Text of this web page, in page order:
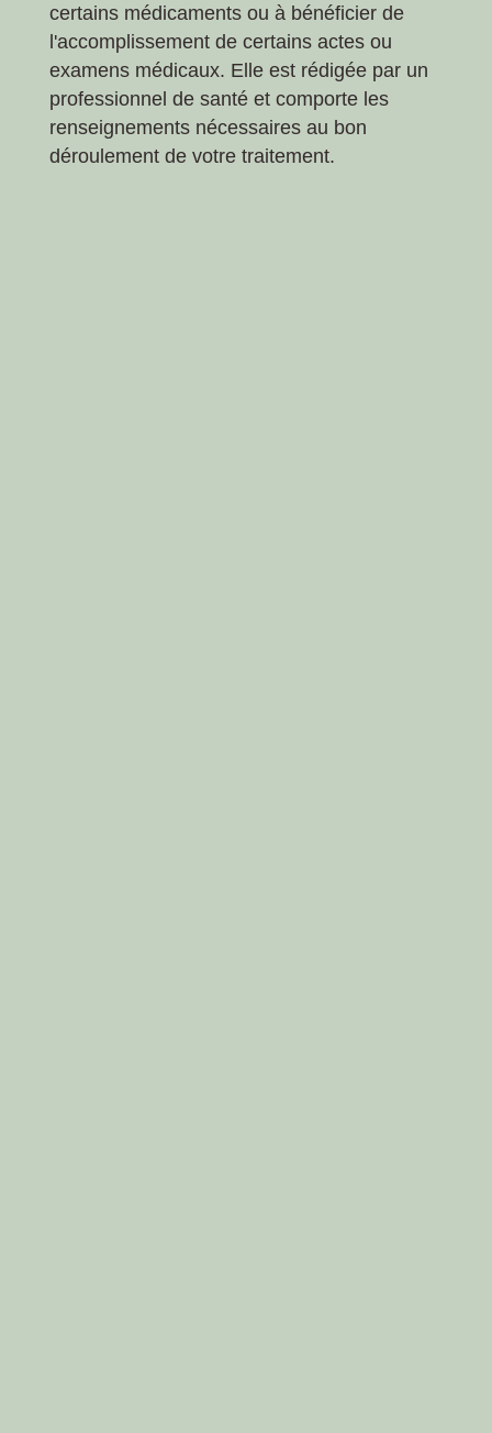
certains médicaments ou à bénéficier de
l'accomplissement de certains actes ou
examens médicaux. Elle est rédigée par un
professionnel de santé et comporte les
renseignements nécessaires au bon
déroulement de votre traitement.